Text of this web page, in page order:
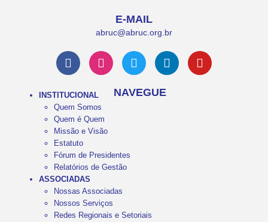
E-MAIL
abruc@abruc.org.br
NAVEGUE
INSTITUCIONAL
Quem Somos
Quem é Quem
Missão e Visão
Estatuto
Fórum de Presidentes
Relatórios de Gestão
ASSOCIADAS
Nossas Associadas
Nossos Serviços
Redes Regionais e Setoriais